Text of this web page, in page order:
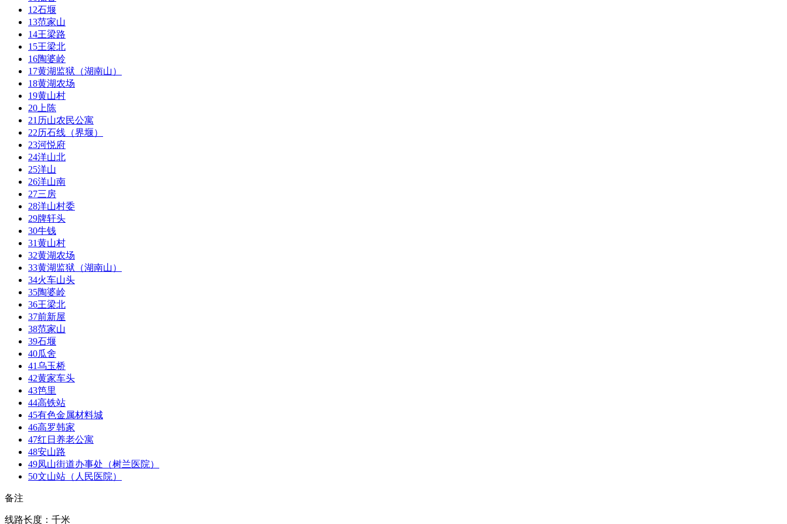
12石堰
13范家山
14王梁路
15王梁北
16陶婆岭
17黄湖监狱（湖南山）
18黄湖农场
19黄山村
20 上陈
21 历山农民公寓
22历石线（界堰）
23河悦府
24洋山北
25洋山
26洋山南
27三房
28洋山村委
29牌轩头
30牛钱
31黄山村
32黄湖农场
33黄湖监狱（湖南山）
34火车山头
35陶婆岭
36王梁北
37前新屋
38范家山
39石堰
40瓜舍
41乌玉桥
42黄家车头
43笆里
44高铁站
45有色金属材料城
46高罗韩家
47红日养老公寓
48安山路
49凤山街道办事处（树兰医院）
50文山站（人民医院）
备注
线路长度：千米